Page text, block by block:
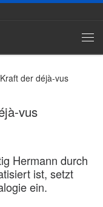
der déjà-vus
vus
Hermann durch
ist, setzt
ein.